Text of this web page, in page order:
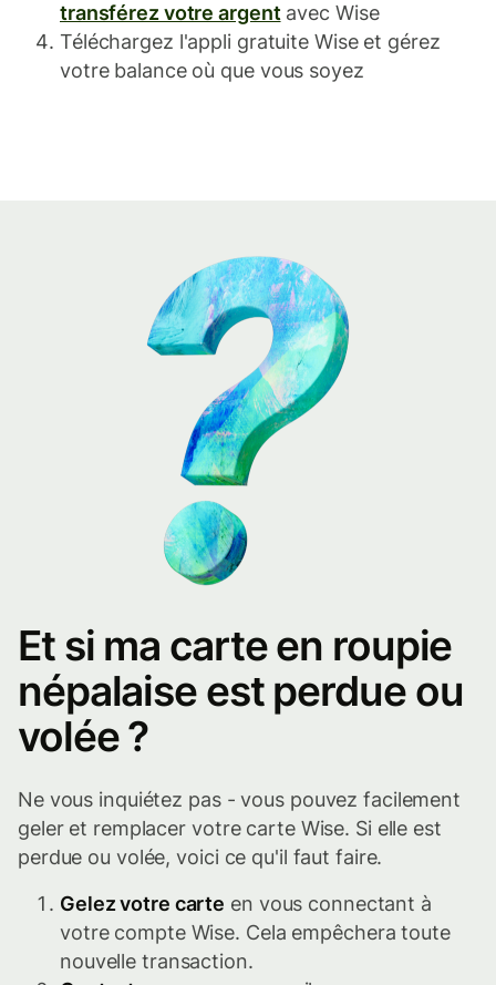
transférez votre argentavec Wise
Téléchargez l'appli gratuite Wise et gérez
votre balance où que vous soyez
Et si ma carte en roupie
népalaise est perdue ou
volée ?
Ne vous inquiétez pas - vous pouvez facilement
geler et remplacer votre carte Wise. Si elle est
perdue ou volée, voici ce qu'il faut faire.
Gelez votre carte en vous connectant à
votre compte Wise. Cela empêchera toute
nouvelle transaction.